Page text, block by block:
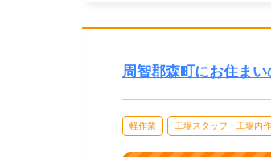
周智郡森町にお住ま
軽作業 工場スタッフ・工場内